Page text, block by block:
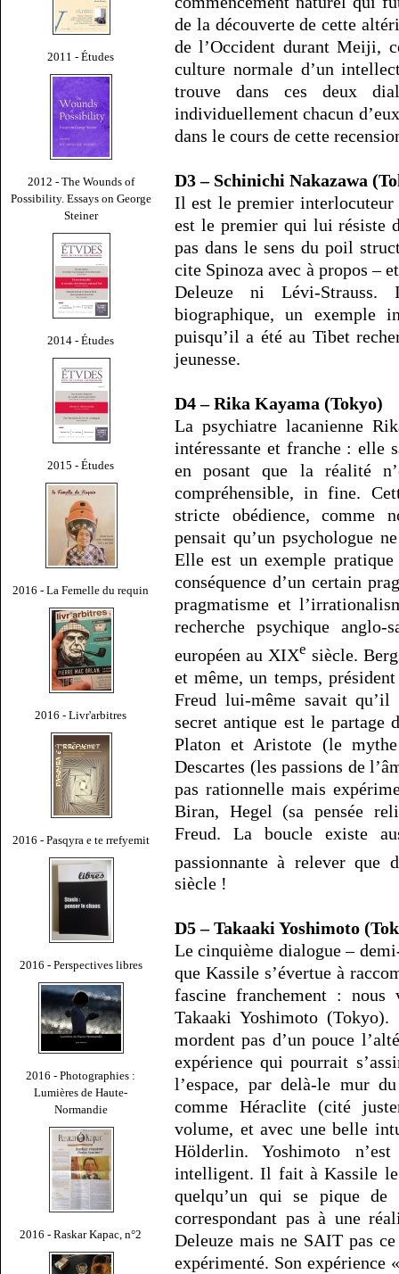
2011 - Études
2012 - The Wounds of
Possibility. Essays on George
Steiner
2014 - Études
2015 - Études
2016 - La Femelle du requin
2016 - Livr'arbitres
2016 - Pasqyra e te rrefyemit
2016 - Perspectives libres
2016 - Photographies :
Lumières de Haute-
Normandie
2016 - Raskar Kapac, n°2
de la découverte de cette
de l’Occident durant Meiji,
culture normale d’un
trouve dans ces deux
individuellement chacun
dans le cours de cette
D3 – Schinichi Nakazawa
Il est le premier interlocuteur
est le premier qui lui résiste
pas dans le sens du poil
cite Spinoza avec à propos –
Deleuze ni Lévi-
biographique, un exemple
puisqu’il a été au Tibet
jeunesse.
D4 – Rika Kayama (Tokyo)
La psychiatre lacanienne
intéressante et franche : elle
en posant que la réalité
compréhensible, in fine.
stricte obédience, comme
pensait qu’un psychologue
Elle est un exemple
conséquence d’un certain
pragmatisme et
recherche psychique
européen au XIXe siècle.
et même, un temps,
Freud lui-même savait
secret antique est le partage
Platon et Aristote (le
Descartes (les passions de
pas rationnelle mais
Biran, Hegel (sa pensée
Freud. La boucle existe
passionnante à relever que
siècle !
D5 – Takaaki Yoshimoto
Le cinquième dialogue –
que Kassile s’évertue à
fascine franchement : nous
Takaaki Yoshimoto
mordent pas d’un pouce
expérience qui pourrait
l’espace, par delà-le mur
comme Héraclite (cité
volume, et avec une belle
Hölderlin. Yoshimoto
intelligent. Il fait à Kassile le
quelqu’un qui se pique
correspondant pas à une
Deleuze mais ne SAIT pas
expérimenté. Son